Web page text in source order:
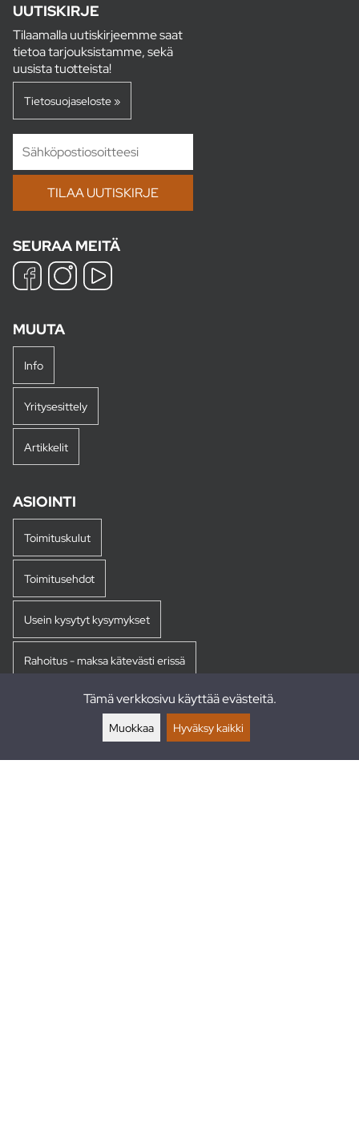
UUTISKIRJE
Tilaamalla uutiskirjeemme saat
tietoa tarjouksistamme, sekä
uusista tuotteista!
Tietosuojaseloste »
SEURAA MEITÄ
MUUTA
Info
Yritysesittely
Artikkelit
ASIOINTI
Toimituskulut
Toimitusehdot
Usein kysytyt kysymykset
Rahoitus - maksa kätevästi erissä
Tämä verkkosivu käyttää evästeitä.
Muokkaa Hyväksy kaikki